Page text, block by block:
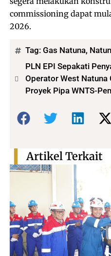
commissioning dapat
2026.
Tag: Gas Natuna,
PLN EPI Sepakati
Operator West
Proyek Pipa WNTS-
Bagikan:
Artikel Terkait